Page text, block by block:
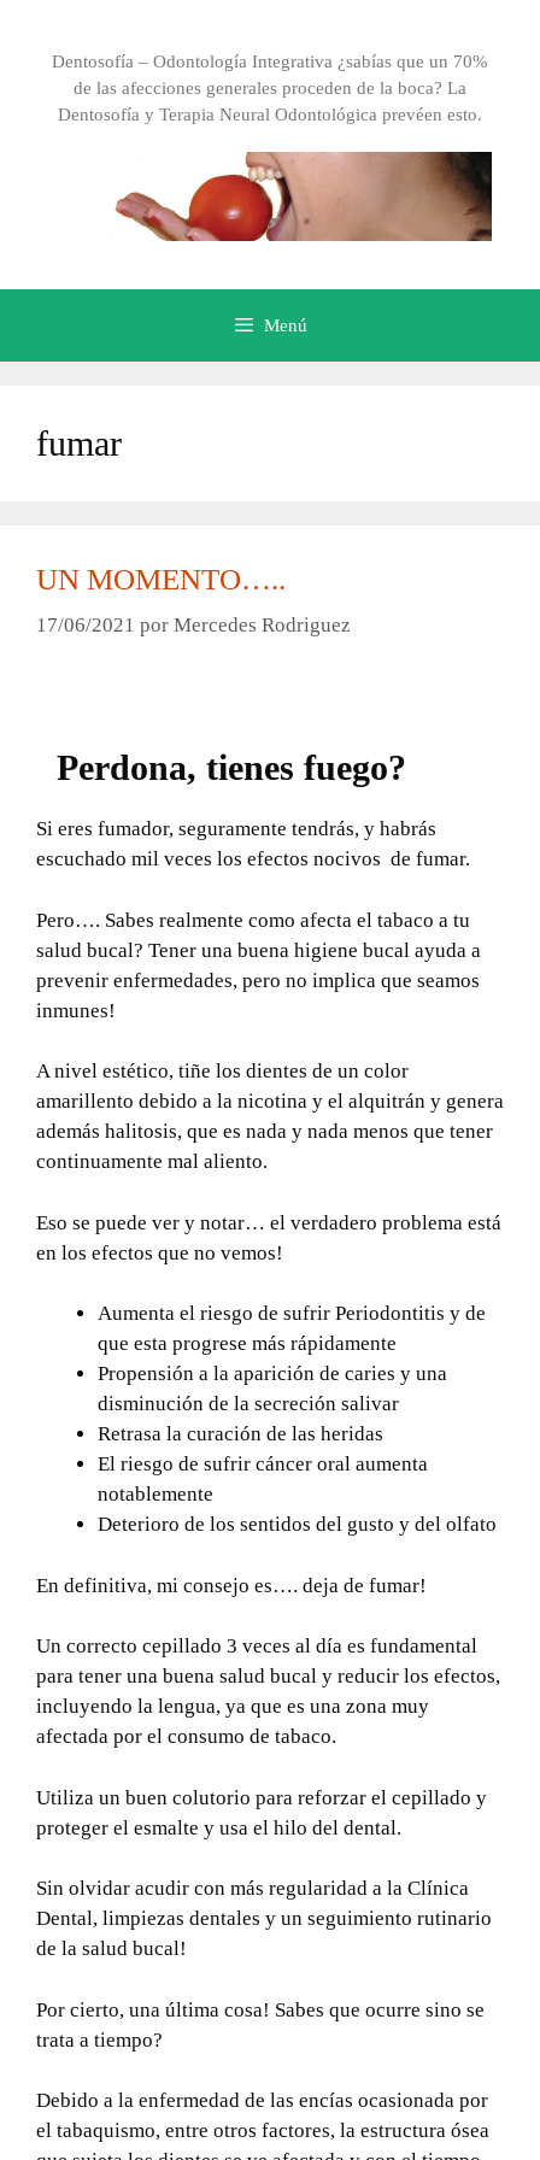
contenido
Dentosofía – Odontología Integrativa ¿sabías que un 70%
de las afecciones generales proceden de la boca? La
Dentosofía y Terapia Neural Odontológica prevéen esto.
Menú
fumar
UN MOMENTO…..
17/06/2021 por Mercedes Rodriguez
Perdona, tienes fuego?
Si eres fumador, seguramente tendrás, y habrás
escuchado mil veces los efectos nocivos de fumar.
Pero…. Sabes realmente como afecta el tabaco a tu
salud bucal? Tener una buena higiene bucal ayuda a
prevenir enfermedades, pero no implica que seamos
inmunes!
A nivel estético, tiñe los dientes de un color
amarillento debido a la nicotina y el alquitrán y genera
además halitosis, que es nada y nada menos que tener
continuamente mal aliento.
Eso se puede ver y notar… el verdadero problema está
en los efectos que no vemos!
Aumenta el riesgo de sufrir Periodontitis y de
que esta progrese más rápidamente
Propensión a la aparición de caries y una
disminución de la secreción salivar
Retrasa la curación de las heridas
El riesgo de sufrir cáncer oral aumenta
notablemente
Deterioro de los sentidos del gusto y del olfato
En definitiva, mi consejo es…. deja de fumar!
Un correcto cepillado 3 veces al día es fundamental
para tener una buena salud bucal y reducir los efectos,
incluyendo la lengua, ya que es una zona muy
afectada por el consumo de tabaco.
Utiliza un buen colutorio para reforzar el cepillado y
proteger el esmalte y usa el hilo del dental.
Sin olvidar acudir con más regularidad a la Clínica
Dental, limpiezas dentales y un seguimiento rutinario
de la salud bucal!
Por cierto, una última cosa! Sabes que ocurre sino se
trata a tiempo?
Debido a la enfermedad de las encías ocasionada por
el tabaquismo, entre otros factores, la estructura ósea